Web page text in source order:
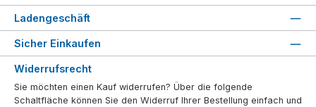
Widerrufsrecht
Sie möchten einen Kauf widerrufen? Über die folgende
Schaltfläche können Sie den Widerruf Ihrer Bestellung einfach und
Ladengeschäft
Sicher Einkaufen